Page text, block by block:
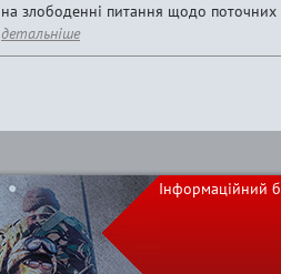
на злободенні питання щодо поточних
детальніше
Інформаційний